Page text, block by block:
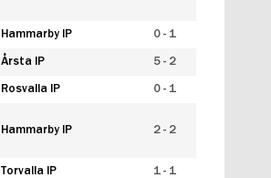
Hammarby IP 0 - 1
Årsta IP 5 - 2
Rosvalla IP 0 - 1
Hammarby IP 2 - 2
Torvalla IP 1 - 1